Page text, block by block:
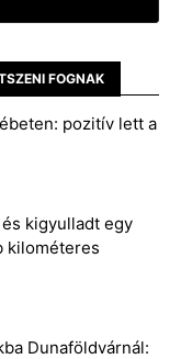
FOGNAK
pozitív lett a
kigyulladt egy
kilométeres
Dunaföldvárnál: